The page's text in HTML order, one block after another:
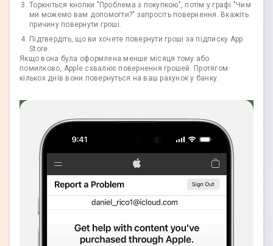
Торкніться кнопки "Проблема з покупкою", потім у графі "Чим
ми можемо вам допомогти?" запросіть повернення. Вкажіть
причину повернути гроші.
Підтвердіть, що ви хочете повернути гроші за підписку App
Store.
Якщо вона була оформлена менше місяця тому або
помилково, Apple схвалює повернення грошей. Протягом
кількох днів вони повернуться на ваш рахунок у банку.